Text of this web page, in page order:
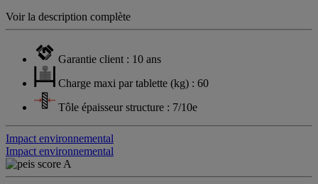
Voir la description complète
Garantie client : 10 ans
Charge maxi par tablette (kg) : 60
Tôle épaisseur structure : 7/10e
Impact environnemental
Impact environnemental